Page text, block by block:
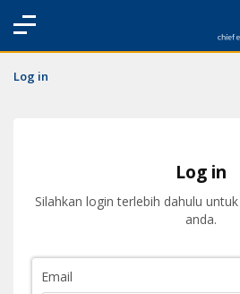
Log in
Log in
Silahkan login terlebih dahulu
anda.
Email